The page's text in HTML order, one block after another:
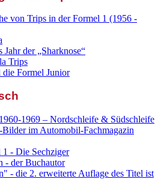
von Trips in der Formel 1 (1956 -
der „Sharknose“
Trips
Formel Junior
1969 – Nordschleife & Südschleife
im Automobil-Fachmagazin
1 - Die Sechziger
- der Buchautor
- die 2. erweiterte Auflage des Titel ist